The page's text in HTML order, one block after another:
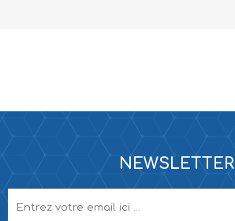
NEWSLETTER